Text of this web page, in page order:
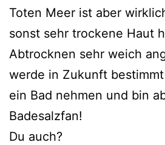
Toten Meer ist aber
sonst sehr trockene Haut
Abtrocknen sehr weich
werde in Zukunft
ein Bad nehmen und bin
Badesalzfan!
Du auch?